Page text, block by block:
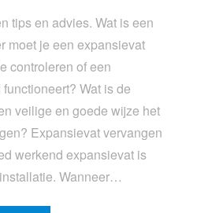
tips en advies. Wat is een
moet je een expansievat
controleren of een
Wat is de
veilige en goede wijze het
Expansievat vervangen
werkend expansievat is
Wanneer…